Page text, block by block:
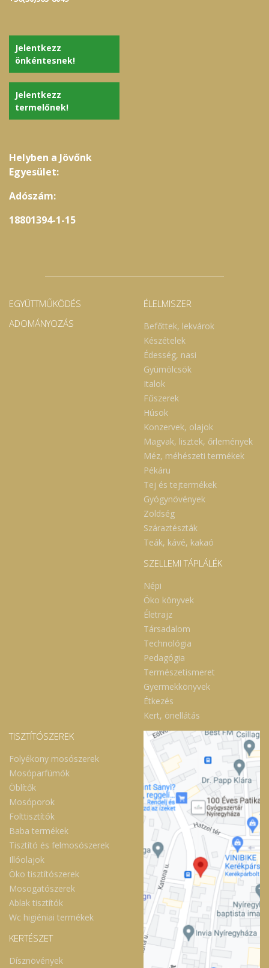
Jelentkezz
önkéntesnek!
Jelentkezz
termelőnek!
Helyben a Jövőnk
Egyesület:
Adószám:
18801394-1-15
EGYÜTTMŰKÖDÉS
ADOMÁNYOZÁS
ÉLELMISZER
Befőttek, lekvárok
Készételek
Édesség, nasi
Gyümölcsök
Italok
Fűszerek
Húsok
Konzervek, olajok
Magvak, lisztek, őrlemények
Méz, méhészeti termékek
Pékáru
Tej és tejtermékek
Gyógynövények
Zöldség
Száraztészták
Teák, kávé, kakaó
SZELLEMI TÁPLÁLÉK
Népi
Öko könyvek
Életrajz
Társadalom
Technológia
Pedagógia
Természetismeret
Gyermekkönyvek
Étkezés
Kert, önellátás
TISZTÍTÓSZEREK
Folyékony mosószerek
Mosóparfümök
Öblítők
Mosóporok
Folttisztítók
Baba termékek
Tisztító és felmosószerek
Illóolajok
Öko tisztítószerek
Mosogatószerek
Ablak tisztítók
Wc higiéniai termékek
KERTÉSZET
Dísznövények